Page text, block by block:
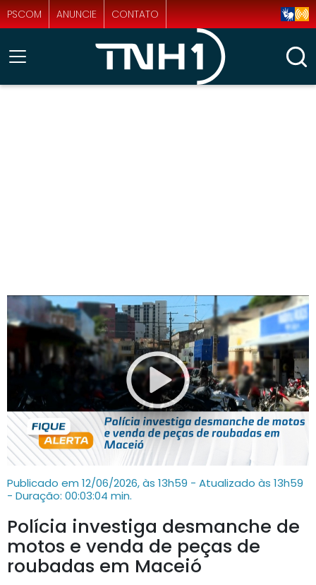
PSCOM ANUNCIE CONTATO
Publicado em 12/06/2026, às 13h59 - Atualizado às 13h59
- Duração: 00:03:04 min.
Polícia investiga desmanche de
motos e venda de peças de
roubadas em Maceió